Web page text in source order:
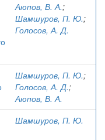
Аюпов, В. А.;
Шамшуров, П. Ю.;
Голосов, А. Д.
Шамшуров, П. Ю.;
Голосов, А. Д.;
Аюпов, В. А.
Шамшуров, П. Ю.